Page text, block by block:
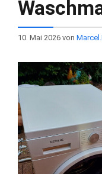
10. Mai 2026 von